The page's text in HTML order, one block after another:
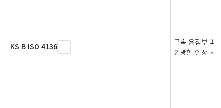
KS B ISO 4136
금속 용접부 파
횡방향 인장 시